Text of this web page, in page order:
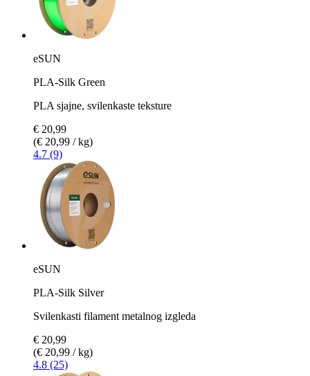
eSUN
PLA-Silk Green
PLA sjajne, svilenkaste teksture
€ 20,99
(€ 20,99 / kg)
4.7 (9)
eSUN
PLA-Silk Silver
Svilenkasti filament metalnog izgleda
€ 20,99
(€ 20,99 / kg)
4.8 (25)